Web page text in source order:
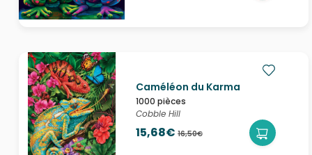
Caméléon du Karma
1000 pièces
Cobble Hill
15,68€ 16,50€